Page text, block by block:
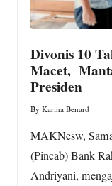
Divonis 10
Macet,
Presiden
Posted
By Karina Benard
MAKNesw,
(Pincab) Bank
Andriyani,